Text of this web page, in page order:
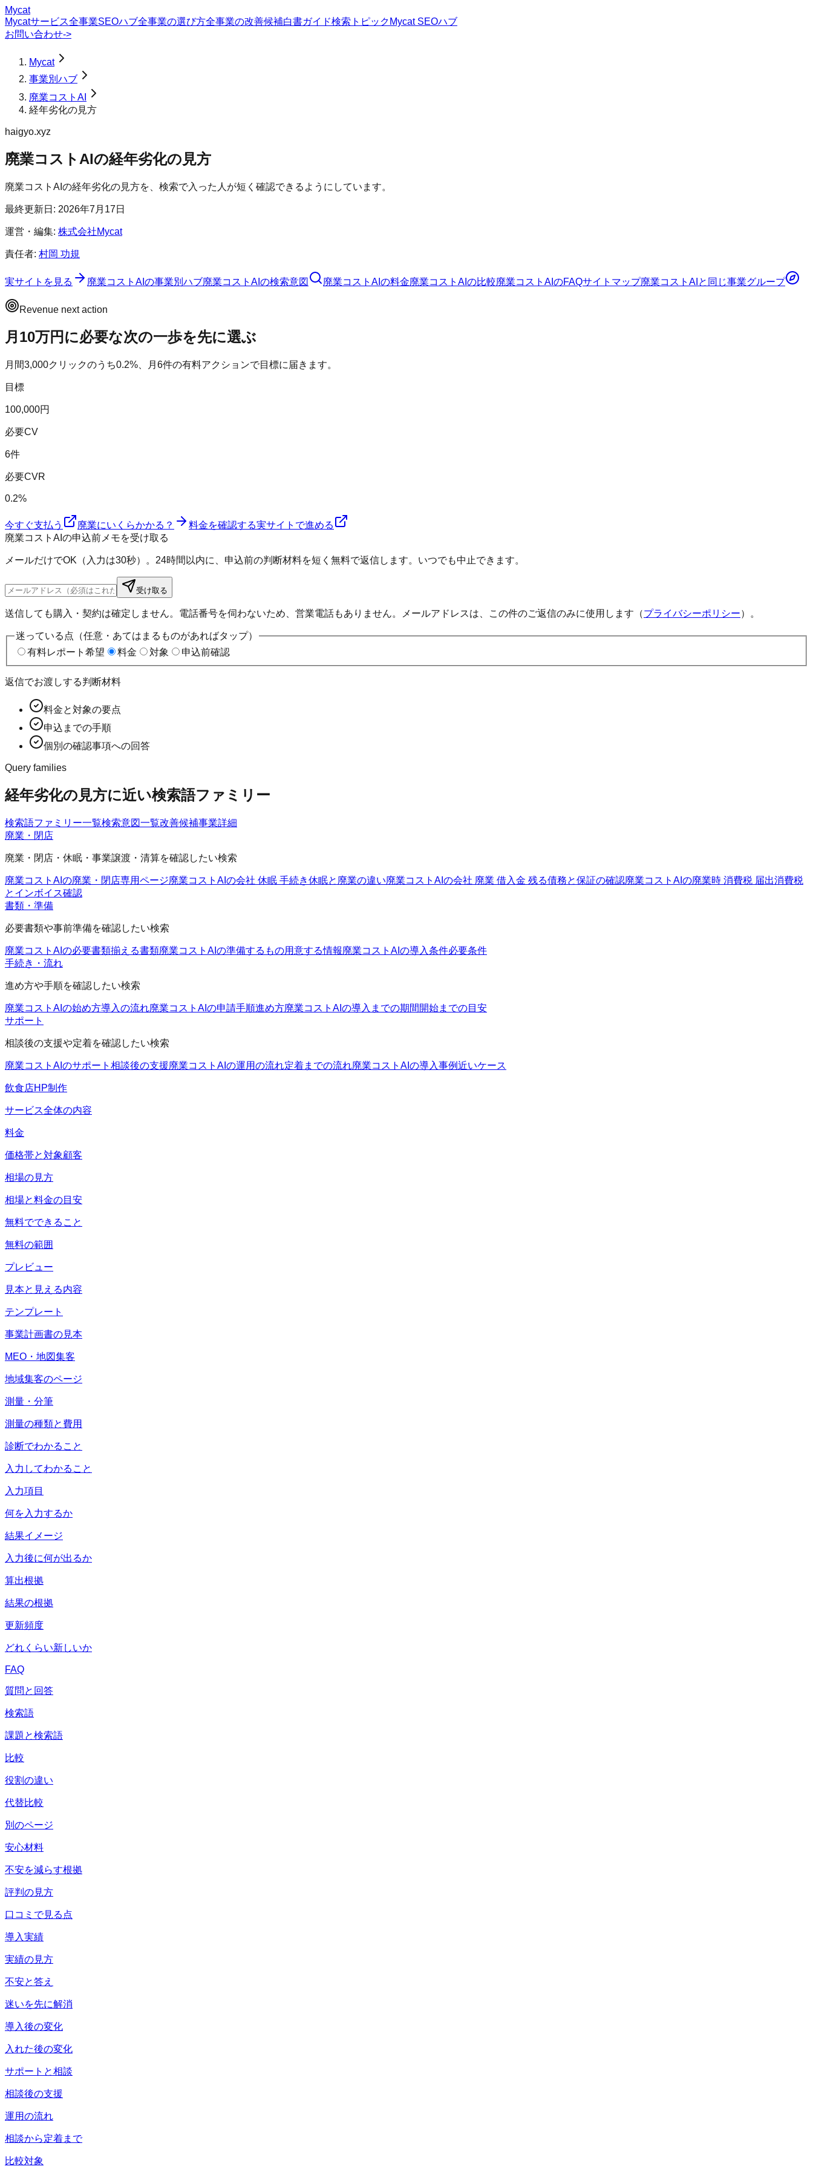
Mycat
Mycatサービス全事業SEOハブ全事業の選び方全事業の改善候補白書ガイド検索トピック Mycat SEOハブ
お問い合わせ->
Mycat
事業別ハブ
廃業コストAI
経年劣化の見方
haigyo.xyz
廃業コストAIの経年劣化の見方
廃業コストAIの経年劣化の見方を、検索で入った人が短く確認できるようにしています。
最終更新日: 2026年7月17日
運営・編集: 株式会社Mycat
責任者: 村岡 功規
実サイトを見る 廃業コストAI の事業別ハブ廃業コストAI の検索意図 廃業コストAI の料金廃業コストAI の比較廃業コストAI のFAQサイトマップ廃業コストAI と同じ事業グループ
Revenue next action
月10万円に必要な次の一歩を先に選ぶ
月間3,000クリックのうち0.2%、月 6件の有料アクションで目標に届きます。
目標
100,000円
必要CV
6件
必要CVR
0.2%
今すぐ支払う 廃業にいくらかかる？ 料金を確認する実サイトで進める
廃業コストAIの申込前メモを受け取る
メールだけでOK（入力は30秒）。24時間以内に、申込前の判断材料を短く無料で返信します。いつでも中止できます。
受け取る
送信しても購入・契約は確定しません。電話番号を伺わないため、営業電話もありません。メールアドレスは、この件のご返信のみに使用します（プライバシーポリシー）。
迷っている点（任意・あてはまるものがあればタップ）
有料レポート希望
料金 対象 申込前確認
返信でお渡しする判断材料
料金と対象の要点
申込までの手順
個別の確認事項への回答
Query families
経年劣化の見方に近い検索語ファミリー
検索語ファミリー一覧検索意図一覧改善候補事業詳細
廃業・閉店
廃業・閉店・休眠・事業譲渡・清算を確認したい検索
廃業コストAIの廃業・閉店専用ページ廃業コストAIの会社 休眠 手続き休眠と廃業の違い廃業コストAIの会社 廃業 借入金 残る債務と保証の確認廃業コストAIの廃業時 消費税 届出消費税
とインボイス確認
書類・準備
必要書類や事前準備を確認したい検索
廃業コストAIの必要書類揃える書類廃業コストAIの準備するもの用意する情報廃業コストAIの導入条件必要条件
手続き・流れ
進め方や手順を確認したい検索
廃業コストAIの始め方導入の流れ廃業コストAIの申請手順進め方廃業コストAIの導入までの期間 開始までの目安
サポート
相談後の支援や定着を確認したい検索
廃業コストAIのサポート 相談後の支援廃業コストAIの運用の流れ定着までの流れ廃業コストAIの導入事例近いケース
飲食店HP制作
サービス全体の内容
料金
価格帯と対象顧客
相場の見方
相場と料金の目安
無料でできること
無料の範囲
プレビュー
見本と見える内容
テンプレート
事業計画書の見本
MEO・地図集客
地域集客のページ
測量・分筆
測量の種類と費用
診断でわかること
入力してわかること
入力項目
何を入力するか
結果イメージ
入力後に何が出るか
算出根拠
結果の根拠
更新頻度
どれくらい新しいか
FAQ
質問と回答
検索語
課題と検索語
比較
役割の違い
代替比較
別のページ
安心材料
不安を減らす根拠
評判の見方
口コミで見る点
導入実績
実績の見方
不安と答え
迷いを先に解消
導入後の変化
入れた後の変化
サポートと相談
相談後の支援
運用の流れ
相談から定着まで
比較対象